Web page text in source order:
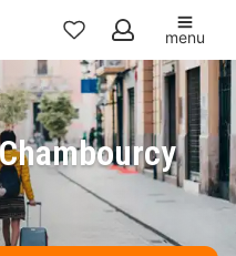
Meine
Favoriten
menu